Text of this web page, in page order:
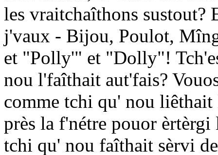
les vraitchaîthons sustout?
j'vaux - Bijou, Poulot,
et "Polly'" et "Dolly"!
nou l'faîthait aut'fais?
comme tchi qu' nou liêthait
près la f'nétre pouor
tchi qu' nou faîthait sèrvi